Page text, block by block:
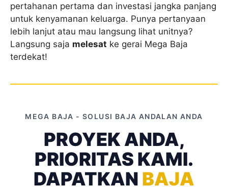
pertahanan pertama dan investasi jangka panjang
untuk kenyamanan keluarga. Punya pertanyaan
lebih lanjut atau mau langsung lihat unitnya?
Langsung saja melesat ke gerai Mega Baja
terdekat!
MEGA BAJA - SOLUSI BAJA ANDALAN ANDA
PROYEK ANDA,
PRIORITAS KAMI.
DAPATKAN BAJA